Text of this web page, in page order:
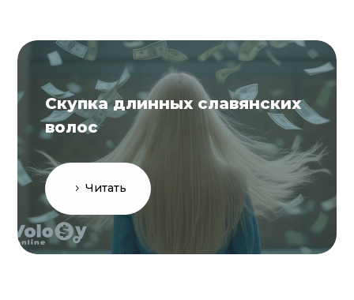
Скупка длинных славянских
волос
Читать